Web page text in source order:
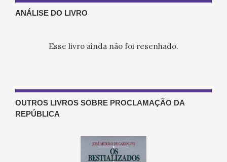
ANÁLISE DO LIVRO
Esse livro ainda não foi resenhado.
OUTROS LIVROS SOBRE PROCLAMAÇÃO DA
REPÚBLICA